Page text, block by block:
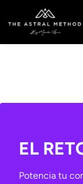
EL
Potencia tu